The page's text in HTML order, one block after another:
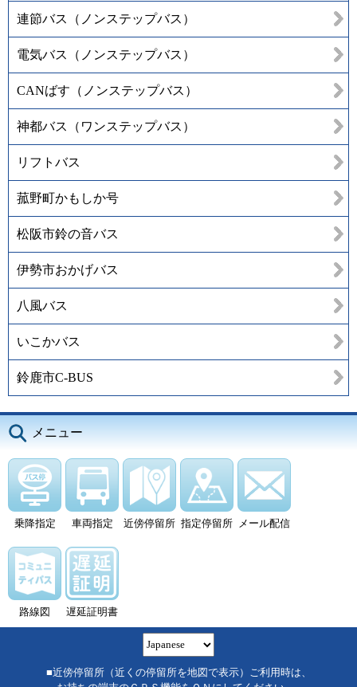
連節バス（ノンステップバス）
電気バス（ノンステップバス）
CANばす（ノンステップバス）
神都バス（ワンステップバス）
リフトバス
菰野町かもしか号
松阪市鈴の音バス
伊勢市おかげバス
八風バス
いこかバス
鈴鹿市C-BUS
メニュー
乗降指定 車両指定 近傍停留所 指定停留所 メール配信
路線図 遅延証明書
■近傍停留所（近くの停留所を地図で表示）ご利用時は、